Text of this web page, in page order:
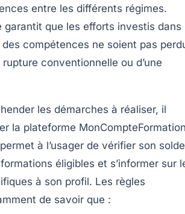
entre les différents régimes.
garantit que les efforts investis dans
compétences ne soient pas
rupture conventionnelle ou d’une
les démarches à réaliser, il
la plateforme
à l’usager de vérifier son
éligibles et s’informer sur
à son profil. Les règles
de savoir que :